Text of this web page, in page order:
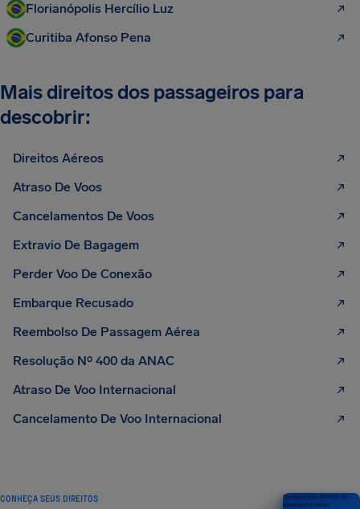
Florianópolis Hercílio Luz
Curitiba Afonso Pena
Mais direitos dos passageiros para
descobrir:
Direitos Aéreos
Atraso De Voos
Cancelamentos De Voos
Extravio De Bagagem
Perder Voo De Conexão
Embarque Recusado
Reembolso De Passagem Aérea
Resolução Nº 400 da ANAC
Atraso De Voo Internacional
Cancelamento De Voo Internacional
CONHEÇA SEUS DIREITOS
Seu guia dos direitos do
passageiro aéreo